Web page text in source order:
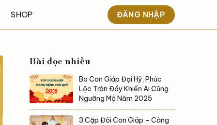
SHOP ĐĂNG NHẬP
Bài đọc nhiều
Ba Con Giáp Đại Hỷ, Phúc
Lộc Tràn Đầy Khiến Ai Cũng
Ngưỡng Mộ Năm 2025
3 Cặp Đôi Con Giáp – Càng